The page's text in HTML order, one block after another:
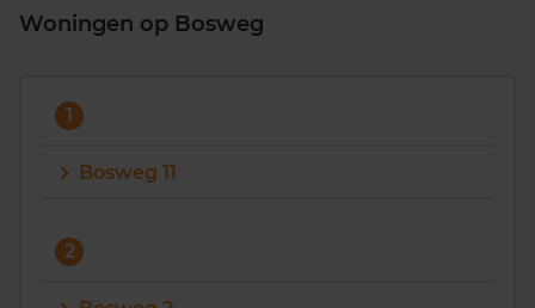
Zoek een woning
Woningen op Bosweg
1
Bosweg 11
2